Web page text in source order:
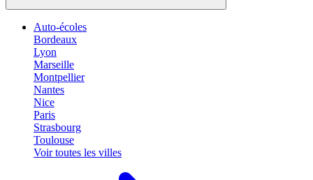
Auto-écoles
Bordeaux
Lyon
Marseille
Montpellier
Nantes
Nice
Paris
Strasbourg
Toulouse
Voir toutes les villes